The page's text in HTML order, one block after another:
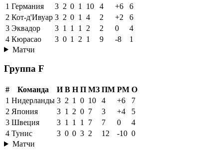
1 Германия 3 2 0 1 10 4 +6
6
2 Кот-д'Ивуар 3 2 0 1 4 2 +2
6
3 Эквадор 3 1 1 1 2 2 0
4
4 Кюрасао 3 0 1 2 1 9 -8
1
Матчи
Группа F
# Команда И В Н П МЗ ПМ РМ О
1 Нидерланды 3 2 1 0 10 4 +6
7
2 Япония 3 1 2 0 7 3 +4
5
3 Швеция 3 1 1 1 7 7 0
4
4 Тунис 3 0 0 3 2 12 -10 0
Матчи